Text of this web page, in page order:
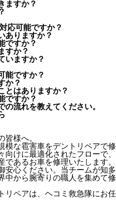
ますか？
応可能ですか？
ありますか？
ですか？
すか？
いますか？
能ですか？
か？
とはありますか？
ですか？
流れを教えてください。
皆様へ。
模な雹害車をデントリペアで修
けに最適化されたフローで、
あるお車を修理いたします。
安心ください。当チームが知多
中から腕寄りの職人を集めて修
リペアは、ヘコミ救急隊にお任